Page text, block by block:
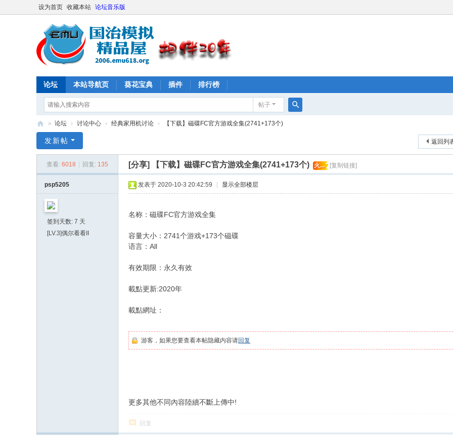
设为首页 收藏本站 论坛音乐版
论坛 本站导航页 葵花宝典 插件 排行榜
帖子
M
» 论坛 › 讨论中心 › 经典家用机讨论 › 【下载】磁碟FC官方游戏全集(2741+173个)
返回列
发新帖
查看: 6018 回复: 135 [分享] 【下载】磁碟FC官方游戏全集(2741+173个) 火... [复制链接]
psp5205
签到天数: 7 天
[LV.3]偶尔看看II
发表于 2020-10-3 20:42:59 显示全部楼层
名称：磁碟FC官方游戏全集
容量大小：2741个游戏+173个磁碟
语言：All
有效期限：永久有效
載點更新:2020年
載點網址：
游客，如果您要查看本帖隐藏内容请回复
更多其他不同內容陸續不斷上傳中!
回复